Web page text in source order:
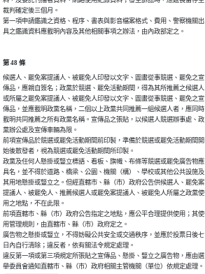
裁判確定後三個月。
第一項申請鑑識之資格、程序、書表與影音檔案格式、費用、警察機關出
具之鑑識資料應載明內容及其他相關事項之辦法，由內政部定之。
第 48 條
候選人、罷免案提議人、被罷免人印發以文字、圖畫從事競選、罷免之宣
傳品，應親自簽名；政黨於競選、罷免活動期間，得為其所推薦之候選人
或所屬之罷免案提議人、被罷免人印發以文字、圖畫從事競選、罷免之宣
傳品，並應載明政黨名稱，二個以上政黨共同推薦一組候選人者，應同時
載明共同推薦之所有政黨名稱。宣傳品之張貼，以候選人競選辦事處、政
黨辦公處及宣傳車輛為限。
前項宣傳品於競選或罷免活動期間前印製，準備於競選或罷免活動期間開
始後散發者，視為競選或罷免活動期間所印製。
政黨及任何人懸掛或豎立標語、看板、旗幟、布條等競選或罷免廣告物應
具名，並不得於道路、橋梁、公園、機關（構）、學校或其他公共設施及
其用地懸掛或豎立之。但經直轄市、縣（市）政府公告供候選人、罷免案
提議人、被罷免人、推薦候選人或罷免案提議人、被罷免人所屬之政黨使
用之地點，不在此限。
前項直轄市、縣（市）政府公告指定之地點，應公平合理提供使用；其使
用管理規則，由直轄市、縣（市）政府定之。
廣告物之懸掛或豎立，不得妨礙公共安全或交通秩序，並應於投票日後七
日內自行清除；違反者，依有關法令規定處理。
違反第一項或第三項規定所張貼之宣傳品、懸掛、豎立之廣告物，應由選
舉委員會通知直轄市、縣（市）政府相關主管機關（單位）依規定處理。